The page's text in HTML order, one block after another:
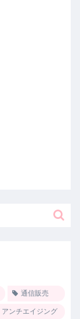
通信販売
アンチエイジング